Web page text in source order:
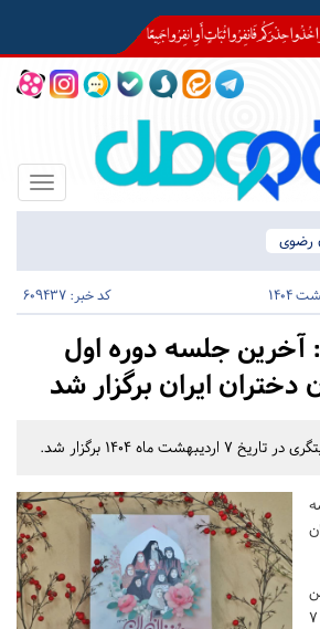
Toggle
رضوی
کد خبر: 609437
آخرین جلسه دوره اول
دختران ایران برگزار شد
ماه ۱۴۰۴ برگزار شد.
روایتگری در تاریخ ۷